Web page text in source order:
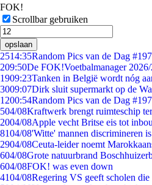
FOK!
Scrollbar gebruiken
opslaan
2514:35Random Pics van de Dag
209:50De FOK!Voetbalmanager
1909:23Tanken in België wordt nóg
3009:07Dirk sluit supermarkt op de
1200:54Random Pics van de Dag
504/08Kraftwerk brengt ruimteschip
2004/08Apple vecht Britse eis tot
8104/08'Witte' mannen discrimineren
2904/08Ceuta-leider noemt
604/08Grote natuurbrand
604/08FOK! was even down
4104/08Regering VS geeft scholen